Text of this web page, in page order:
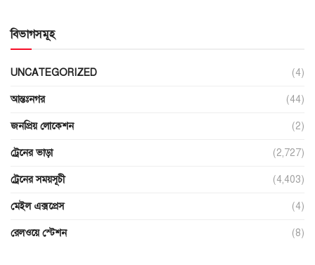
বিভাগসমূহ
UNCATEGORIZED (4)
আন্তঃনগর (44)
জনপ্রিয় লোকেশন (2)
ট্রেনের ভাড়া (2,727)
ট্রেনের সময়সূচী (4,403)
মেইল এক্সপ্রেস (4)
রেলওয়ে স্টেশন (8)